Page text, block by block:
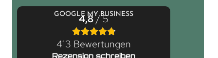
GOOGLE MY BUSINESS
4,8/ 5
413 Bewertungen
Rezension schreiben